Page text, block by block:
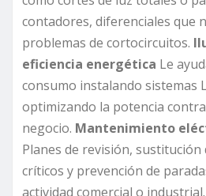
contadores, diferenciales que
problemas de cortocircuitos.
eficiencia energética Le
consumo instalando sistemas
optimizando la potencia
negocio. Mantenimiento
Planes de revisión,
críticos y prevención de
actividad comercial o industrial.